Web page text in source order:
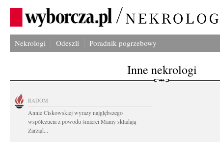
Nekrologi Odeszli Poradnik pogrzebowy
Inne nekrologi
RADOM
Annie Ciskowskiej wyrazy najgłębszego
współczucia z powodu śmierci Mamy składają
Zarząd...